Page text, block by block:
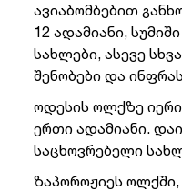
ავიაბომბებით
12 ადამიანი,
სახლები, ასევე
შენობები და
ოდესის ოლქზე
ერთი ადამიანი.
საცხოვრებელი
ზაპოროჟიეს